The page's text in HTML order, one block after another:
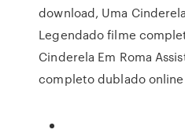
download, Uma
Legendado filme
Cinderela Em Roma
completo dublado